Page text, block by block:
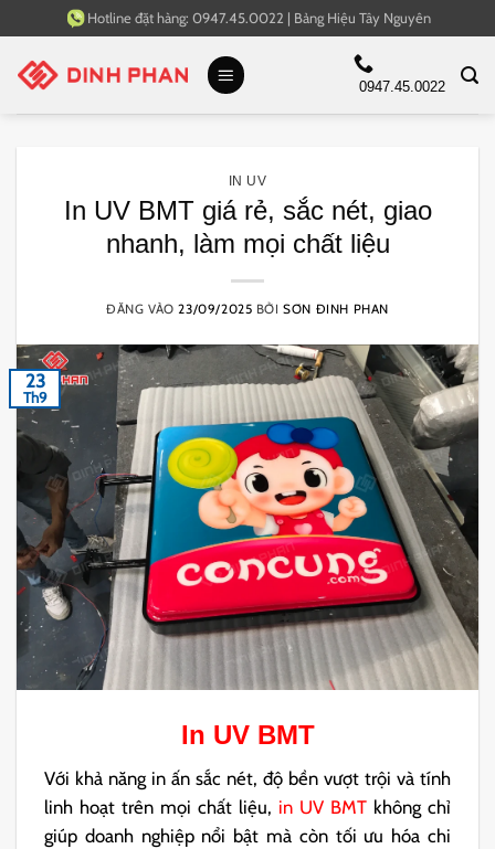
qua
nội
Hotline đặt hàng: 0947.45.0022 | Bảng Hiệu Tây Nguyên
0947.45.0022
IN UV
In UV BMT giá rẻ, sắc nét, giao
nhanh, làm mọi chất liệu
ĐĂNG VÀO23/09/2025 BỞISƠN ĐINH PHAN
23
Th9
In UV BMT
Với khả năng in ấn sắc nét, độ bền vượt trội và tính
linh hoạt trên mọi chất liệu, in UV BMTkhông chỉ
giúp doanh nghiệp nổi bật mà còn tối ưu hóa chi